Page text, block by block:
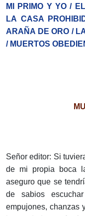
MI PRIMO Y YO /
LA CASA
ARAÑA DE ORO /
/ MUERTOS
Señor editor: Si
de mi propia boca
aseguro que se
de sabios
empujones, chanzas